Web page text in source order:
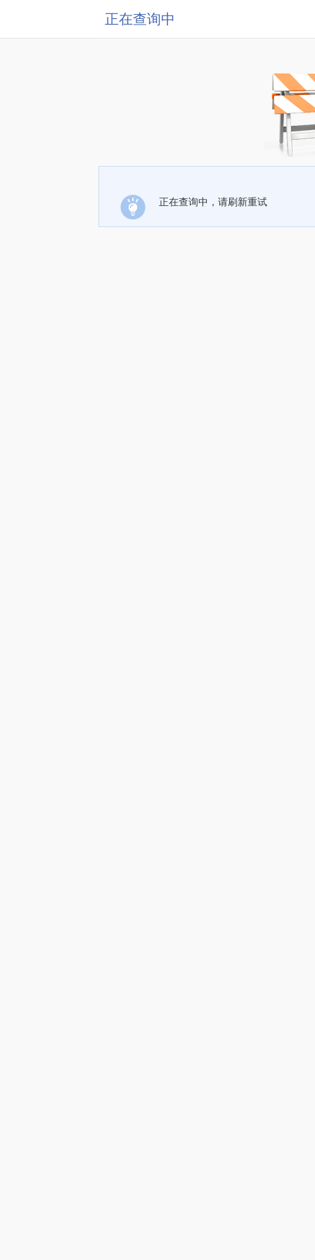
正在查询中
正在查询中，请刷新重试